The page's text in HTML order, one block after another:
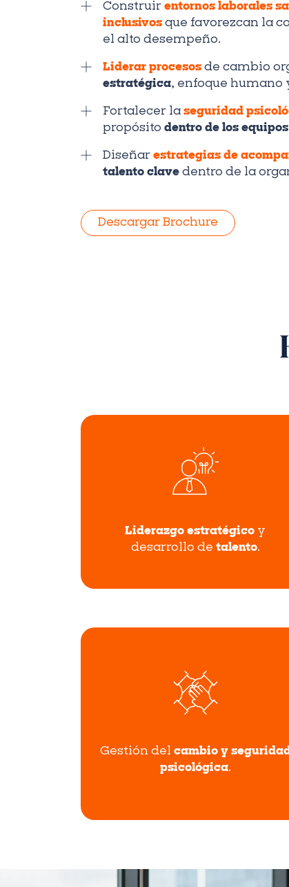
Construir entornos laborales
inclusivos que favorezcan la
el alto desempeño.
Liderar procesos de cambio
estratégica, enfoque humano
Fortalecer la seguridad
propósito dentro de los equipos
Diseñar estrategias de
talento clave dentro de la
Descargar Brochure
Liderazgo estratégico y
desarrollo de talento.
Gestión del cambio y
psicológica.